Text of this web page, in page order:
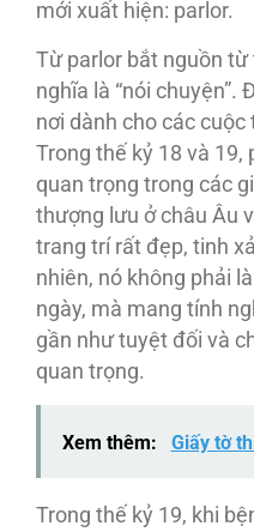
mới xuất hiện: parlor.
Từ parlor bắt nguồn từ
nghĩa là “nói chuyện”.
nơi dành cho các
Trong thế kỷ 18 và
quan trọng trong các
thượng lưu ở châu Âu
trang trí rất đẹp, tinh
nhiên, nó không phải
ngày, mà mang tính
gần như tuyệt đối và
quan trọng.
Xem thêm: Giấy tờ
Trong thế kỷ 19, khi